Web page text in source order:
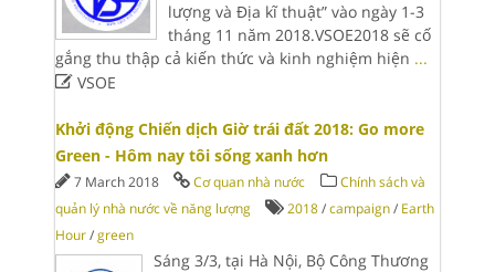
lượng và Địa kĩ thuật” vào ngày 1-3
tháng 11 năm 2018.VSOE2018 sẽ cố
gắng thu thập cả kiến thức và kinh nghiệm hiện ...
VSOE
Khởi động Chiến dịch Giờ trái đất 2018: Go more
Green - Hôm nay tôi sống xanh hơn
7 March 2018 Cơ quan nhà nước
Chính sách và
quản lý nhà nước về năng lượng
2018 /campaign / Earth
Hour /green
Sáng 3/3, tại Hà Nội, Bộ Công Thương